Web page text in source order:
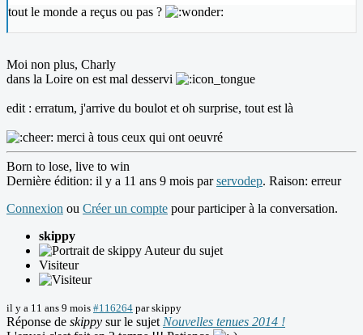
tout le monde a reçus ou pas ?
Moi non plus, Charly
dans la Loire on est mal desservi
edit : erratum, j'arrive du boulot et oh surprise, tout est là
merci à tous ceux qui ont oeuvré
Born to lose, live to win
Dernière édition: il y a 11 ans 9 mois parservodep. Raison: erreur
Connexion ou Créer un compte pour participer à la conversation.
skippy
Auteur du sujet
Visiteur
il y a 11 ans 9 mois #116264 parskippy
Réponse de skippy sur le sujet Nouvelles tenues 2014 !